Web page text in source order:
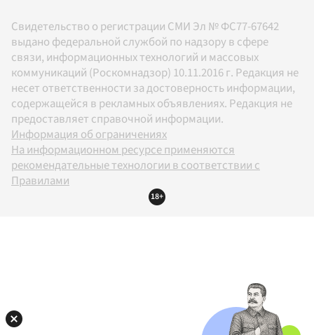
Свидетельство о регистрации СМИ Эл № ФС77-67642
выдано федеральной службой по надзору в сфере
связи, информационных технологий и массовых
коммуникаций (Роскомнадзор) 10.11.2016 г. Редакция не
несет ответственности за достоверность информации,
содержащейся в рекламных объявлениях. Редакция не
предоставляет справочной информации.
Информация об ограничениях
На информационном ресурсе применяются
рекомендательные технологии в соответствии с
Правилами
18+